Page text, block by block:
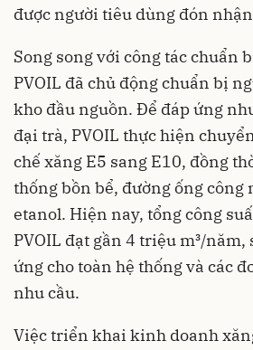
được người tiêu dùng đón
Song song với công tác chuẩn
PVOIL đã chủ động chuẩn bị
kho đầu nguồn. Để đáp ứng
đại trà, PVOIL thực hiện
chế xăng E5 sang E10, đồng
thống bồn bể, đường ống công
etanol. Hiện nay, tổng công
PVOIL đạt gần 4 triệu m³/năm,
ứng cho toàn hệ thống và các
nhu cầu.
Việc triển khai kinh doanh